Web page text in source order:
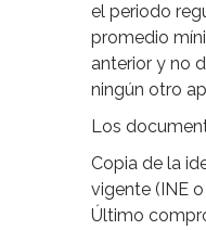
el periodo
promedio
anterior y no
ningún otro
Los
Copia de la
vigente (INE
Último